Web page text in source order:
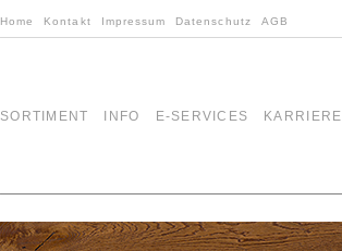
Home Kontakt Impressum Datenschutz AGB
SORTIMENT INFO E-SERVICES KARRIERE